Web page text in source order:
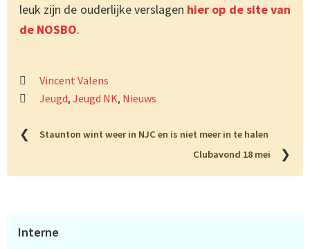
leuk zijn de ouderlijke verslagen hier op de site van
de NOSBO.
Vincent Valens
Jeugd, Jeugd NK, Nieuws
❮
Staunton wint weer in NJC en is niet meer in te halen
Clubavond 18 mei
❯
Primaire
Interne